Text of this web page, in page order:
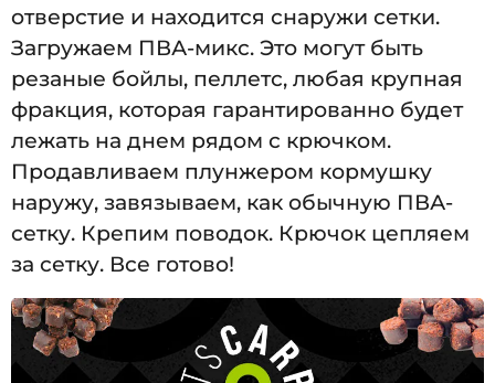
отверстие и находится снаружи сетки.
Загружаем ПВА-микс. Это могут быть
резаные бойлы, пеллетс, любая крупная
фракция, которая гарантированно будет
лежать на днем рядом с крючком.
Продавливаем плунжером кормушку
наружу, завязываем, как обычную ПВА-
сетку. Крепим поводок. Крючок цепляем
за сетку. Все готово!